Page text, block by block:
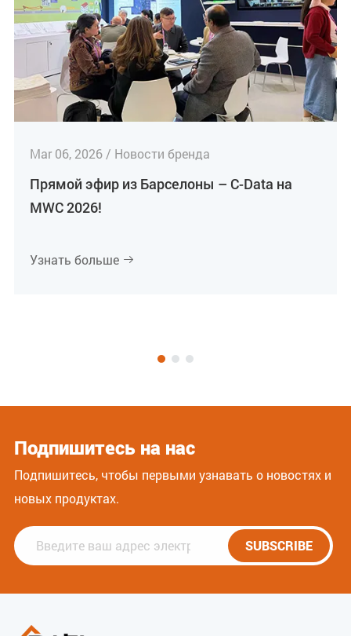
Mar 06, 2026 / Новости бренда
Прямой эфир из Барселоны – C-Data на
MWC 2026!
Узнать больше 
Подпишитесь на нас
Подпишитесь, чтобы первыми узнавать о новостях и
новых продуктах.
SUBSCRIBE